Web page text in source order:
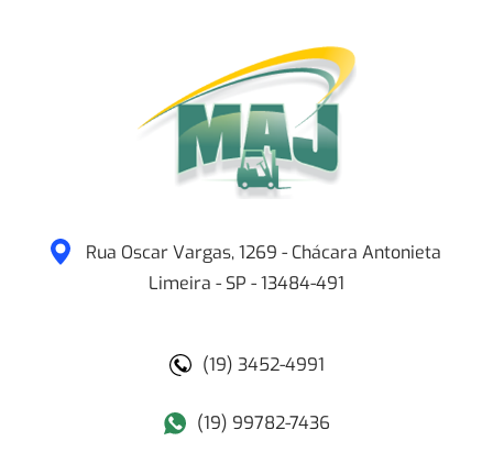
Rua Oscar Vargas, 1269 - Chácara Antonieta
Limeira - SP -13484-491
(19) 3452-4991
(19) 99782-7436